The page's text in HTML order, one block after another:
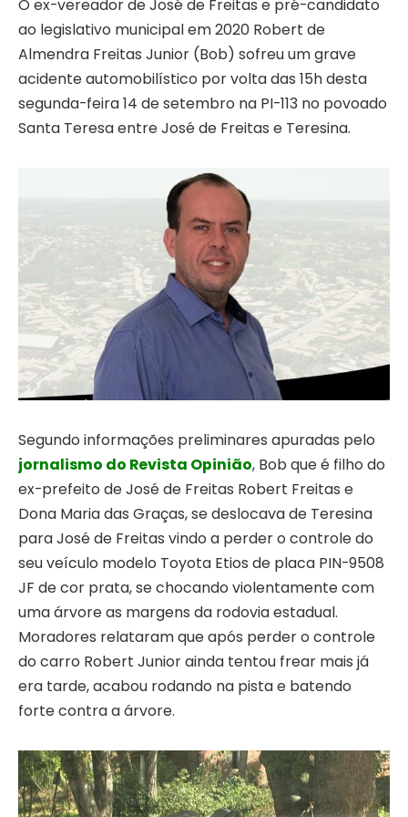
O ex-vereador de José de Freitas e pré-candidato
ao legislativo municipal em 2020 Robert de
Almendra Freitas Junior (Bob) sofreu um grave
acidente automobilístico por volta das 15h desta
segunda-feira 14 de setembro na PI-113 no povoado
Santa Teresa entre José de Freitas e Teresina.
Segundo informações preliminares apuradas pelo
jornalismo do Revista Opinião, Bob que é filho do
ex-prefeito de José de Freitas Robert Freitas e
Dona Maria das Graças, se deslocava de Teresina
para José de Freitas vindo a perder o controle do
seu veículo modelo Toyota Etios de placa PIN-9508
JF de cor prata, se chocando violentamente com
uma árvore as margens da rodovia estadual.
Moradores relataram que após perder o controle
do carro Robert Junior ainda tentou frear mais já
era tarde, acabou rodando na pista e batendo
forte contra a árvore.